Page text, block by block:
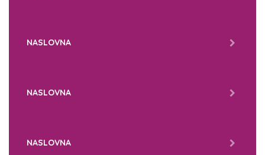
NASLOVNA
NASLOVNA
NASLOVNA